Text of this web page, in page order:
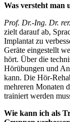
Was versteht man
Prof. Dr.-Ing. Dr.
zielt darauf ab,
Implantat zu
Geräte eingestellt
hört. Über die
Hörübungen und
kann. Die Hör-
mehreren Monaten
trainiert werden
Wie kann ich als